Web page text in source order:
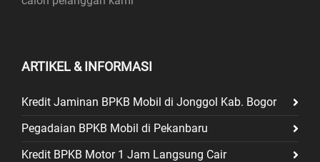
ARTIKEL & INFORMASI
Kredit Jaminan BPKB Mobil di Jonggol Kab. Bogor
Pegadaian BPKB Mobil di Pekanbaru
Kredit BPKB Motor 1 Jam Langsung Cair